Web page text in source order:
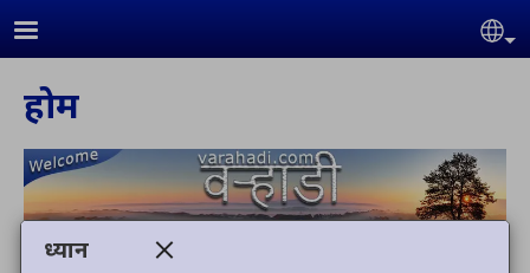
Skip to main content
होम
ध्यान